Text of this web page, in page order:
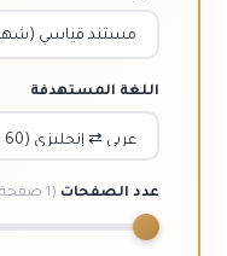
اللغة المستهدفة
عدد الصفحات (1 صفحة = 200 كلمة)